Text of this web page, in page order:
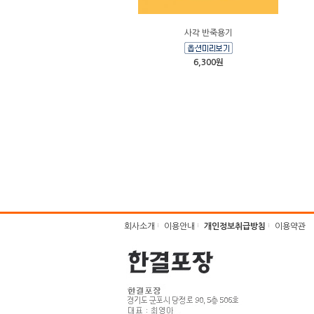
사각 반죽용기
6,300원
회사소개 이용안내 개인정보취급방침 이용약관